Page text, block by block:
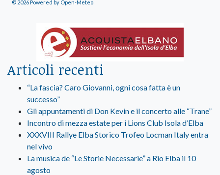
© 2026 Powered by Open-Meteo
Articoli recenti
“La fascia? Caro Giovanni, ogni cosa fatta è un
successo”
Gli appuntamenti di Don Kevin e il concerto alle “Trane”
Incontro di mezza estate per i Lions Club Isola d’Elba
XXXVIII Rallye Elba Storico Trofeo Locman Italy entra
nel vivo
La musica de “Le Storie Necessarie” a Rio Elba il 10
agosto